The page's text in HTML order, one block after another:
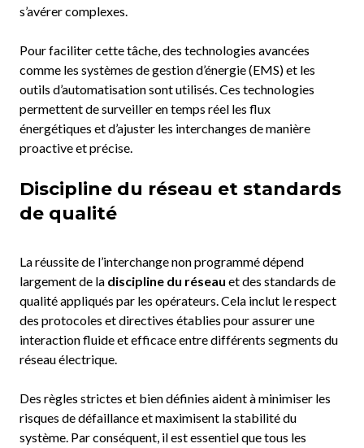
s’avérer complexes.
Pour faciliter cette tâche, des technologies avancées
comme les systèmes de gestion d’énergie (EMS) et les
outils d’automatisation sont utilisés. Ces technologies
permettent de surveiller en temps réel les flux
énergétiques et d’ajuster les interchanges de manière
proactive et précise.
Discipline du réseau et standards
de qualité
La réussite de l’interchange non programmé dépend
largement de la discipline du réseau et des standards de
qualité appliqués par les opérateurs. Cela inclut le respect
des protocoles et directives établies pour assurer une
interaction fluide et efficace entre différents segments du
réseau électrique.
Des règles strictes et bien définies aident à minimiser les
risques de défaillance et maximisent la stabilité du
système. Par conséquent, il est essentiel que tous les